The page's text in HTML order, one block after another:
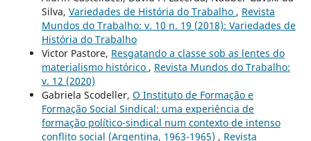
Silva, Variedades de História do Trabalho , Revista
Mundos do Trabalho: v. 10 n. 19 (2018): Variedades de
História do Trabalho
Victor Pastore, Resgatando a classe sob as lentes do
materialismo histórico , Revista Mundos do Trabalho:
v. 12 (2020)
Gabriela Scodeller, O Instituto de Formação e
Formação Social Sindical: uma experiência de
formação político-sindical num contexto de intenso
conflito social (Argentina, 1963-1965) , Revista